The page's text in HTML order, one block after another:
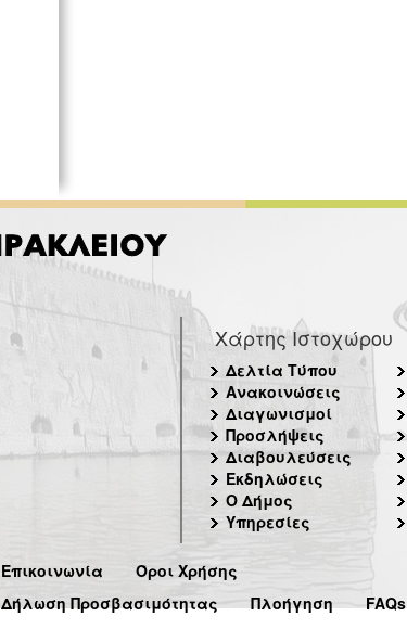
Χάρτης Ιστοχώρου
Δελτία Τύπου
Ανακοινώσεις
Διαγωνισμοί
Προσλήψεις
Διαβουλεύσεις
Εκδηλώσεις
Ο Δήμος
Υπηρεσίες
Επικοινωνία
Όροι Χρήσης
Δήλωση Προσβασιμότητας
Πλοήγηση FAQs